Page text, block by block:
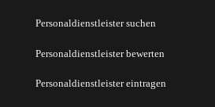
Personaldienstleister suchen
Personaldienstleister bewerten
Personaldienstleister eintragen